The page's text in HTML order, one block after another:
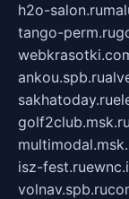
h2o-salon.ru
tango-perm.ru
ankou.spb.ru
sakhatoday.ru
golf2club.msk.ru
isz-fest.ru
volnav.spb.ru